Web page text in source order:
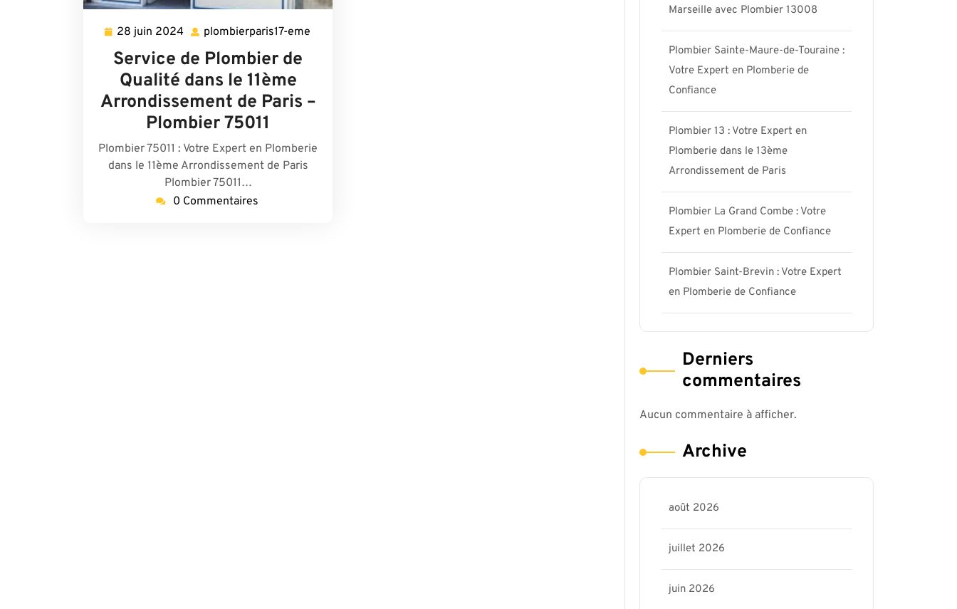
28 juin 2024 28
juin
2024
plombierparis17-eme
Service de Plombier de
Qualité dans le 11ème
Arrondissement de Paris –
Plombier 75011
Plombier 75011 : Votre Expert en Plomberie
dans le 11ème Arrondissement de Paris
Plombier 75011…
0 Commentaires
Marseille avec Plombier 13008
Plombier Sainte-Maure-de-Touraine :
Votre Expert en Plomberie de
Confiance
Plombier 13 : Votre Expert en
Plomberie dans le 13ème
Arrondissement de Paris
Plombier La Grand Combe : Votre
Expert en Plomberie de Confiance
Plombier Saint-Brevin : Votre Expert
en Plomberie de Confiance
Derniers
commentaires
Aucun commentaire à afficher.
Archive
août 2026
juillet 2026
juin 2026